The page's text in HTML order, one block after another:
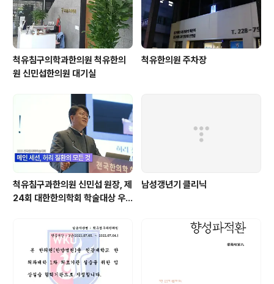
척유침구의학과한의원 척유한의
원 신민섭한의원 대기실
척유한의원 주차장
척유침구과한의원 신민섭 원장, 제
24회 대한한의학회 학술대상 우
남성갱년기 클리닉